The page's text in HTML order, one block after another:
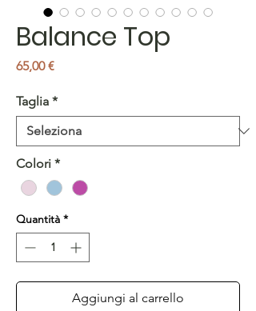
Balance Top
65,00 €Prezzo
Taglia *
Colori *
Quantità *
Aggiungi al carrello